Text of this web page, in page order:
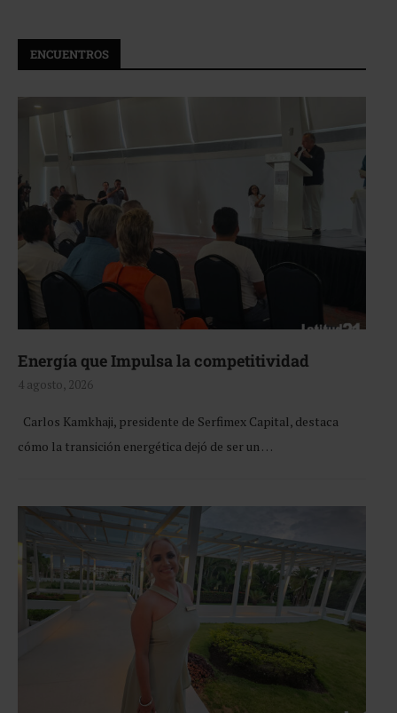
ENCUENTROS
Energía que Impulsa la competitividad
4 agosto, 2026
Carlos Kamkhaji, presidente de Serfimex Capital, destaca
cómo la transición energética dejó de ser un …